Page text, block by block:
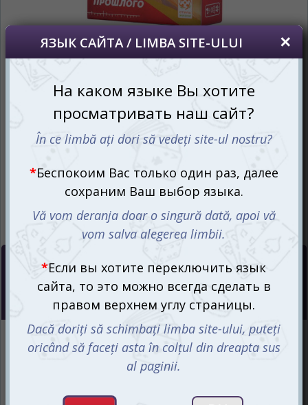
Цена :
99mdl
Нет в наличии
Интернет-магазин
Нет в наличии
Нет в наличии
RU